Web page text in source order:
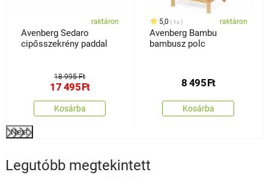
raktáron
Avenberg Sedaro
cipősszekrény paddal
18 995 Ft
17 495Ft
Kosárba
5,0 1x raktáron
Avenberg Bambu
bambusz polc
8 495Ft
Kosárba
Next
Legutóbb megtekintett